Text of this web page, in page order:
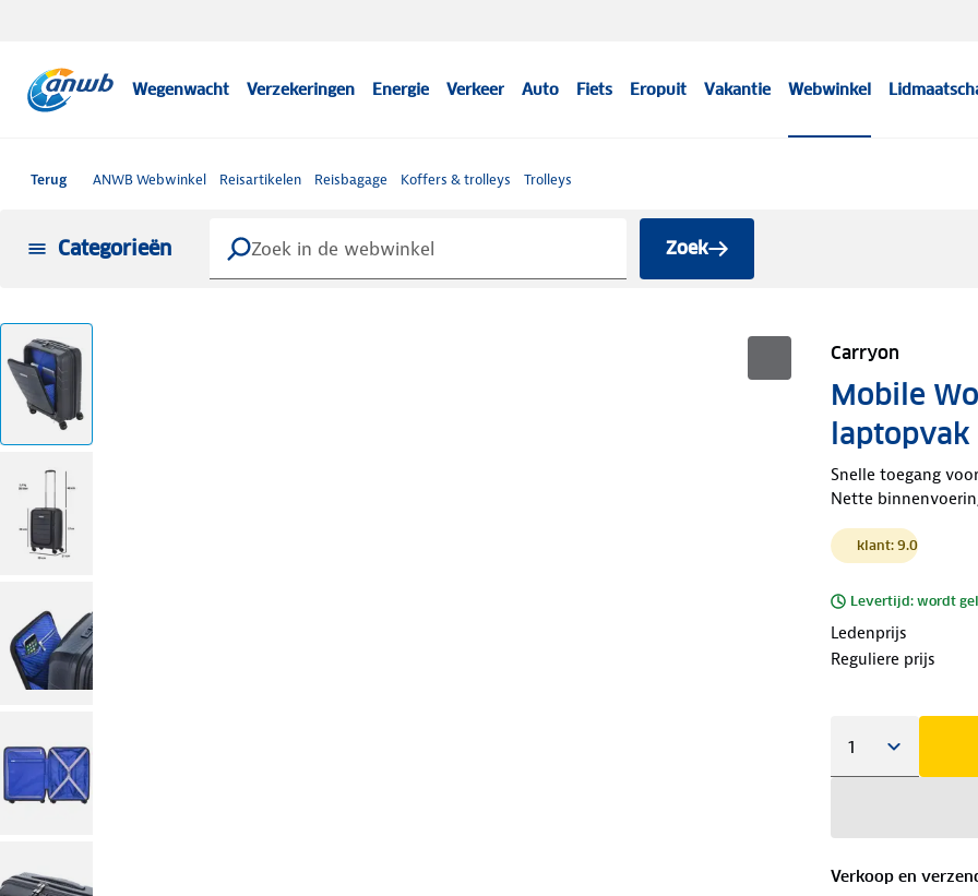
Wegenwacht Verzekeringen Energie Verkeer Auto Fiets Eropuit Vakantie Webwinkel
Terug ANWB Webwinkel Reisartikelen Reisbagage Koffers & trolleys Trolleys
Categorieën Zoek
Carryon
Mobile
laptopvak
Snelle toegang
Nette
klant: 9.0
Levertijd: wordt
Ledenprijs
Reguliere prijs
Verkoop en